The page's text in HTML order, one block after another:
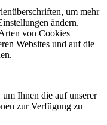
um mehr
ändern.
von Cookies
Websites und auf die
Ihnen die auf unserer
zur Verfügung zu